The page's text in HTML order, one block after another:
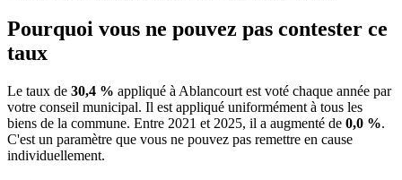
Pourquoi vous ne pouvez pas contester ce
taux
Le taux de 30,4 % appliqué à Ablancourt est voté chaque année par
votre conseil municipal. Il est appliqué uniformément à tous les
biens de la commune. Entre 2021 et 2025, il a augmenté de 0,0 %.
C'est un paramètre que vous ne pouvez pas remettre en cause
individuellement.